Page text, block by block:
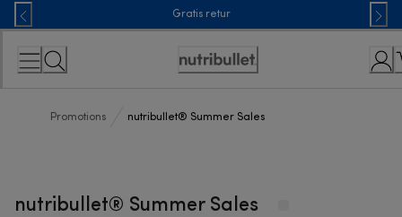
Skip
to
Content
Gratis retur
Accessibility
Promotions nutribullet® Summer Sales
nutribullet® Summer Sales